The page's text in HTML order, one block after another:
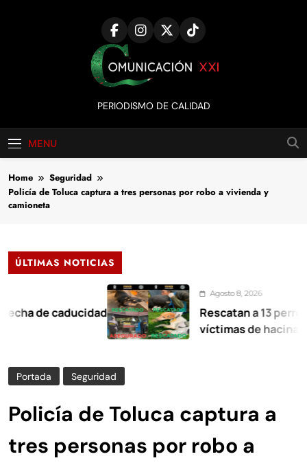
Comunicación
XXI
PERIODISMO DE CALIDAD
MENU
Home
Seguridad
Policía de Toluca captura a tres personas por robo a vivienda y
camioneta
ÚLTIMAS NOTICIAS
caducidad
Agosto 8, 2026
Rescatan a 13 perros y
víctimas de hacinamiento
Portada Seguridad
Policía de Toluca captura a
tres personas por robo a